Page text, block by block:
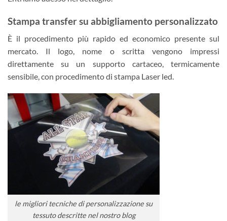
Stampa transfer su abbigliamento personalizzato
È il procedimento più rapido ed economico presente sul
mercato. Il logo, nome o scritta vengono impressi
direttamente su un supporto cartaceo, termicamente
sensibile, con procedimento di stampa Laser led.
le migliori tecniche di personalizzazione su
tessuto descritte nel nostro blog